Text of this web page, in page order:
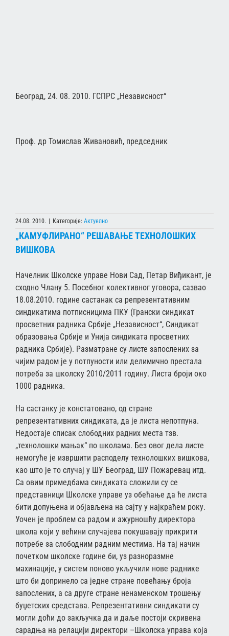
Београд, 24. 08. 2010. ГСПРС „Независност“
Проф. др Томислав Живановић, председник
24.08. 2010. Категорије: Актуелно
„КАМУФЛИРАНО“ РЕШАВАЊЕ ТЕХНОЛОШКИХ
ВИШКОВА
Начелник Школске управе Нови Сад, Петар Виђикант, је
сходно Члану 5. Посебног колективног уговора, сазвао
18.08.2010. године састанак са репрезентативним
синдикатима потписницима ПКУ (Грански синдикат
просветних радника Србије „Независност“, Синдикат
образовања Србије и Унија синдиката просветних
радника Србије). Разматране су листе запослених за
чијим радом је у потпуности или делимично престала
потреба за школску 2010/2011 годину. Листа броји око
1000 радника.
На састанку је констатовано, од стране
репрезентативних синдиката, да је листа непотпуна.
Недостаје списак слободних радних места тзв.
„технолошки мањак“ по школама. Без овог дела листе
немогуће је извршити расподелу технолошких вишкова,
као што је то случај у ШУ Београд, ШУ Пожаревац итд.
Са овим примедбама синдиката сложили су се
представници Школске управе уз обећање да ће листа
бити допуњена и објављена на сајту у најкраћем року.
Уочен је проблем са радом и ажурношћу директора
школа који у већини случајева покушавају прикрити
потребе за слободним радним местима. На тај начин
почетком школске године би, уз разноразмне
махинације, у систем поново укључили нове раднике
што би допринело са једне стране повећању броја
запослених, а са друге стране ненаменском трошењу
буџетских средстава. Репрезентативни синдикати су
могли доћи до закључка да и даље постоји скривена
сарадња на релацији директори –Школска управа која